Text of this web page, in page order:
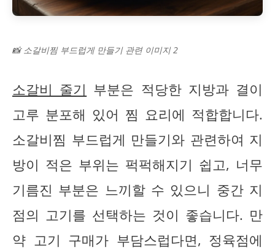
📸 소갈비찜 부드럽게 만들기 관련 이미지 2
소갈비 줄기 부분은 적당한 지방과 결이
고루 분포해 있어 찜 요리에 적합합니다.
소갈비찜 부드럽게 만들기와 관련하여 지
방이 적은 부위는 퍽퍽해지기 쉽고, 너무
기름진 부분은 느끼할 수 있으니 중간 지
점의 고기를 선택하는 것이 좋습니다. 만
약 고기 구매가 부담스럽다면, 정육점에